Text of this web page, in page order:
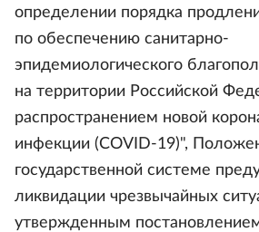
определении порядка
по обеспечению санитарно-
эпидемиологического
на территории Российской
распространением новой
инфекции (COVID-19)",
государственной системе
ликвидации чрезвычайных
утвержденным